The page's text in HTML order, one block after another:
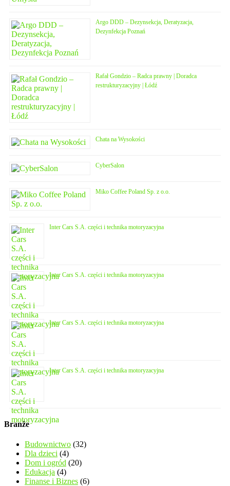
Argo DDD – Dezynsekcja, Deratyzacja,
Dezynfekcja Poznań
Rafał Gondzio – Radca prawny | Doradca
restrukturyzacyjny | Łódź
Chata na Wysokości
CyberSalon
Miko Coffee Poland Sp. z o.o.
Inter Cars S.A. części i technika motoryzacyjna
Inter Cars S.A. części i technika motoryzacyjna
Inter Cars S.A. części i technika motoryzacyjna
Inter Cars S.A. części i technika motoryzacyjna
Branże
Budownictwo (32)
Dla dzieci (4)
Dom i ogród (20)
Edukacja (4)
Finanse i Biznes (6)